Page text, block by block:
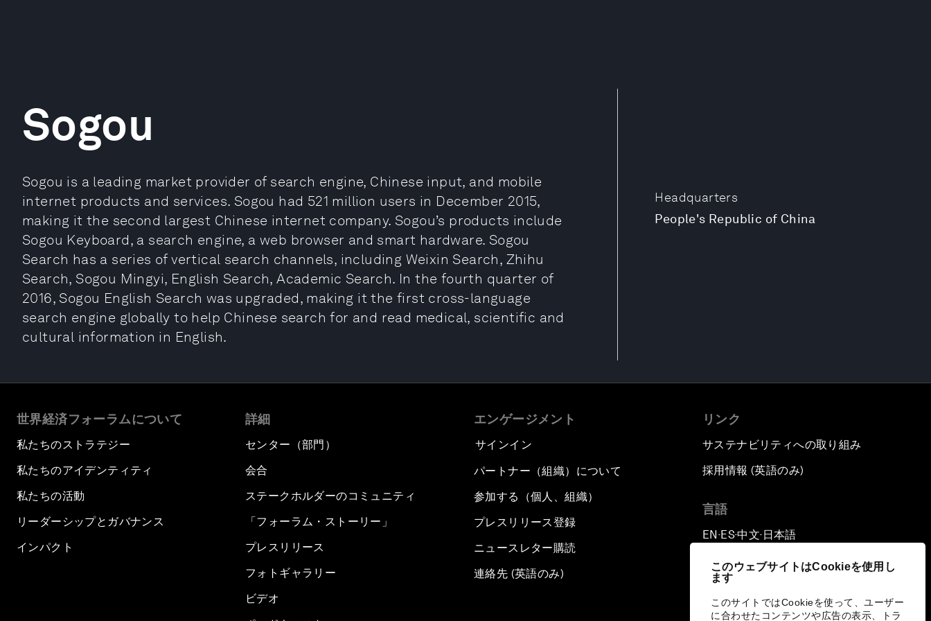
このウェブサイトはCookieを使用し
ます
このサイトではCookieを使って、ユーザー
に合わせたコンテンツや広告の表示、トラ
Headquarters
People's Republic of China
Sogou
Sogou is a leading market provider of search engine, Chinese input, and mobile
internet products and services. Sogou had 521 million users in December 2015,
making it the second largest Chinese internet company. Sogou’s products include
Sogou Keyboard, a search engine, a web browser and smart hardware. Sogou
Search has a series of vertical search channels, including Weixin Search, Zhihu
Search, Sogou Mingyi, English Search, Academic Search. In the fourth quarter of
2016, Sogou English Search was upgraded, making it the first cross-language
search engine globally to help Chinese search for and read medical, scientific and
cultural information in English.
世界経済フォーラムについて
私たちのストラテジー
私たちのアイデンティティ
私たちの活動
リーダーシップとガバナンス
インパクト
詳細
センター（部門）
会合
ステークホルダーのコミュニティ
「フォーラム・ストーリー」
プレスリリース
フォトギャラリー
ビデオ
エンゲージメント
サインイン
パートナー（組織）について
参加する（個人、組織）
プレスリリース登録
ニュースレター購読
連絡先 (英語のみ)
リンク
サステナビリティへの取り組み
採用情報 (英語のみ)
言語
EN ▪ES▪中文▪ 日本語